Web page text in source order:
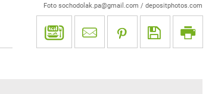
Foto sochodolak.pa@gmail.com / depositphotos.com